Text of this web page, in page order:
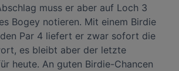
muss er aber auf Loch 3
Bogey notieren. Mit einem Birdie
Par 4 liefert er zwar sofort die
es bleibt aber der letzte
heute. An guten Birdie-Chancen